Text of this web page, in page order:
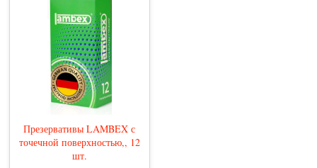
Презервативы LAMBEX с
точечной поверхностью,, 12
шт.